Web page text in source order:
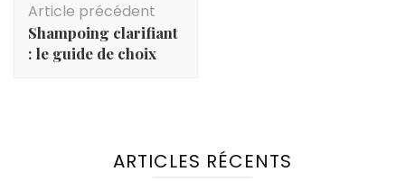
d'article
Article précédent
Shampoing clarifiant
: le guide de choix
ARTICLES RÉCENTS